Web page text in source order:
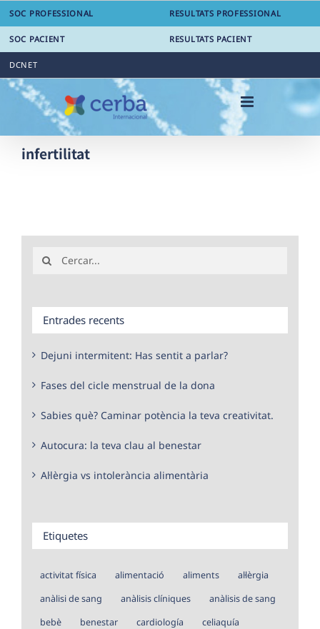
Skip
content
SOC PROFESSIONAL RESULTATS PROFESSIONAL
SOC PACIENT RESULTATS PACIENT
DCNET
infertilitat
for:
Entrades recents
Dejuni intermitent: Has sentit a parlar?
Fases del cicle menstrual de la dona
Sabies què? Caminar potència la teva creativitat.
Autocura: la teva clau al benestar
Al·lèrgia vs intolerància alimentària
Etiquetes
activitat física alimentació aliments
al·lèrgia
anàlisi de sang
anàlisis clíniques
anàlisis de sang
bebè
benestar cardiología
celiaquía